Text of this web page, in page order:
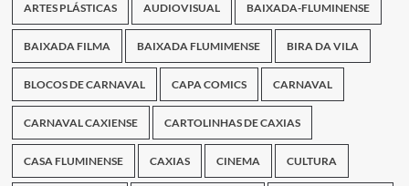
ARTES PLÁSTICAS AUDIOVISUAL BAIXADA-FLUMINENSE
BAIXADA FILMA BAIXADA FLUMIMENSE BIRA DA VILA
BLOCOS DE CARNAVAL CAPA COMICS CARNAVAL
CARNAVAL CAXIENSE CARTOLINHAS DE CAXIAS
CASA FLUMINENSE CAXIAS CINEMA CULTURA